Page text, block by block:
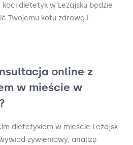
dietetyk w Leżajsku będzie
Twojemu kotu zdrową i
online z
w mieście w
dietetykiem w mieście Leżajsk
żywieniowy, analizę